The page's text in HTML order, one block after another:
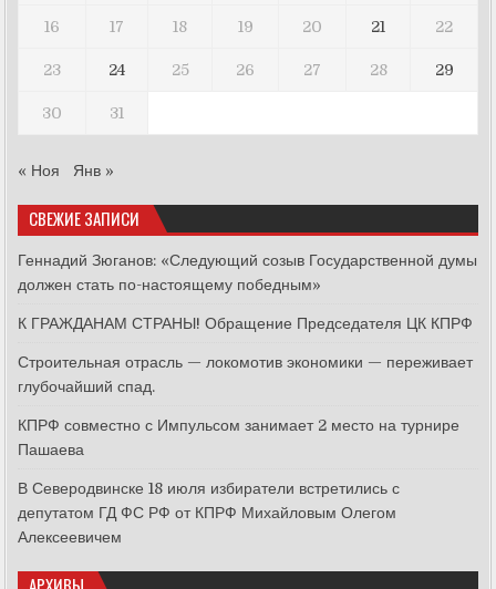
16 17 18 19 20 21 22
23 24 25 26 27 28 29
30 31
« Ноя Янв »
СВЕЖИЕ ЗАПИСИ
Геннадий Зюганов: «Следующий созыв Государственной думы
должен стать по-настоящему победным»
К ГРАЖДАНАМ СТРАНЫ! Обращение Председателя ЦК КПРФ
Строительная отрасль — локомотив экономики — переживает
глубочайший спад.
КПРФ совместно с Импульсом занимает 2 место на турнире
Пашаева
В Северодвинске 18 июля избиратели встретились с
депутатом ГД ФС РФ от КПРФ Михайловым Олегом
Алексеевичем